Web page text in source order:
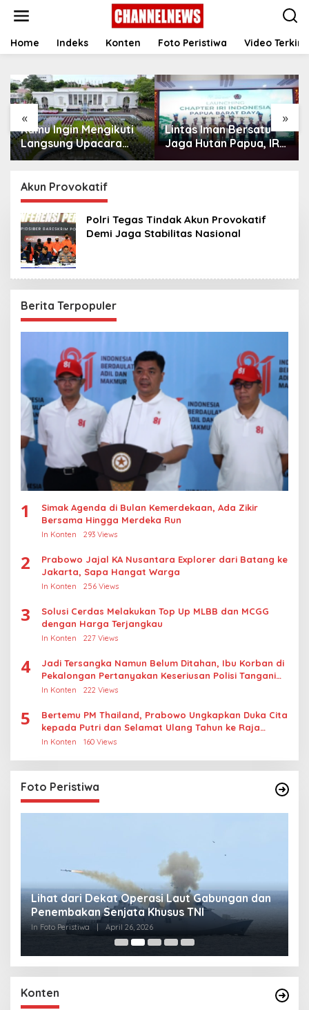
t
Home Indeks Konten Foto Peristiwa Video Terkini
« »
Kamu Ingin Mengikuti
Langsung Upacara
HUT Ke-81
Istana? Ini Link
Pendaftaran Resminya
di Sini
Lintas Iman Bersatu
Jaga Hutan Papua, IRI
Indonesia Resmikan
Akun Provokatif
Polri Tegas Tindak Akun Provokatif
Demi Jaga Stabilitas Nasional
Berita Terpopuler
1
Simak Agenda di Bulan Kemerdekaan, Ada Zikir
Bersama Hingga Merdeka Run
In Konten 293 Views
2
Prabowo Jajal KA Nusantara Explorer dari Batang ke
Jakarta, Sapa Hangat Warga
In Konten 256 Views
3
Solusi Cerdas Melakukan Top Up MLBB dan MCGG
dengan Harga Terjangkau
In Konten 227 Views
4
Jadi Tersangka Namun Belum Ditahan, Ibu Korban di
Pekalongan Pertanyakan Keseriusan Polisi Tangani
Kasus Rudapksa Sampai Anaknya Hamil
In Konten 222 Views
5
Bertemu PM Thailand, Prabowo Ungkapkan Duka Cita
kepada Putri dan Selamat Ulang Tahun ke Raja
Thailand
In Konten 160 Views
Foto Peristiwa
Lihat dari Dekat Operasi Laut Gabungan dan
Penembakan Senjata Khusus TNI
In Foto Peristiwa April 26, 2026
Konten